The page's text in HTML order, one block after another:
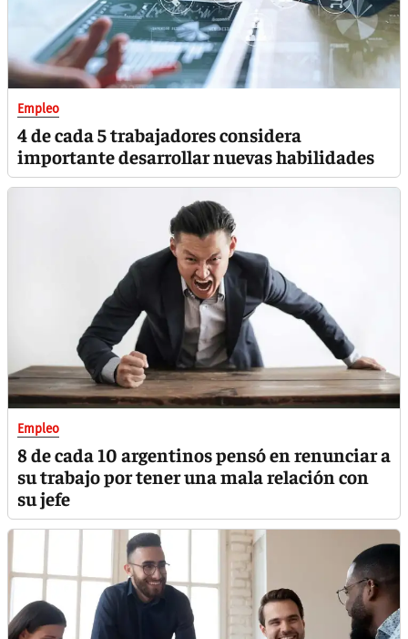
Empleo
4 de cada 5 trabajadores considera
importante desarrollar nuevas habilidades
Empleo
8 de cada 10 argentinos pensó en renunciar a
su trabajo por tener una mala relación con
su jefe